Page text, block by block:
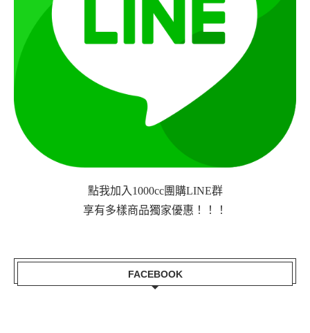
點我加入1000cc團購LINE群
享有多樣商品獨家優惠！！！
FACEBOOK